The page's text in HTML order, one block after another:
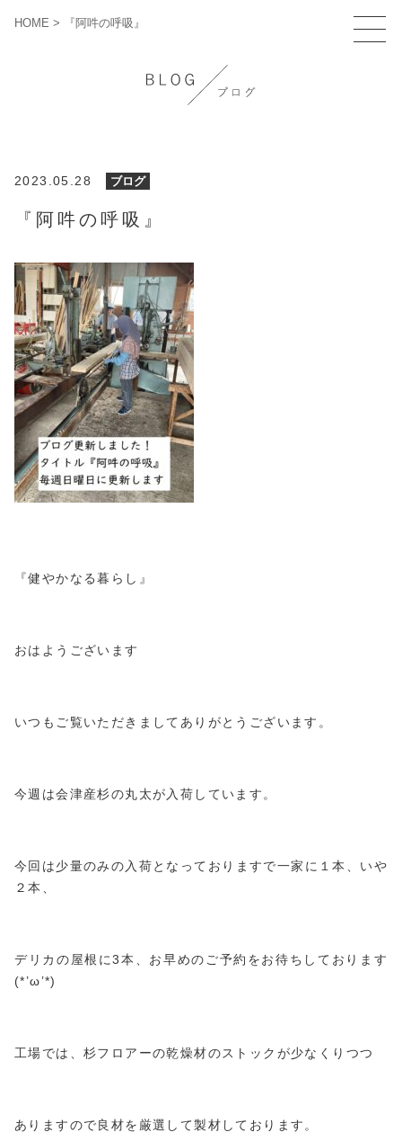
HOME > 『阿吽の呼吸』
2023.05.28 ブログ
『阿吽の呼吸』
『健やかなる暮らし』
おはようございます
いつもご覧いただきましてありがとうございます。
今週は会津産杉の丸太が入荷しています。
今回は少量のみの入荷となっておりますで一家に１本、いや
２本、
デリカの屋根に3本、お早めのご予約をお待ちしております
(*’ω’*)
工場では、杉フロアーの乾燥材のストックが少なくりつつ
ありますので良材を厳選して製材しております。